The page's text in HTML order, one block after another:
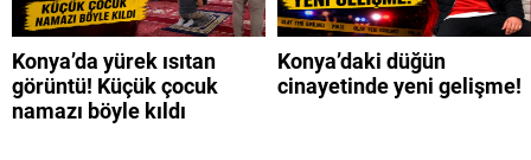
Konya’da yürek ısıtan
görüntü! Küçük çocuk
namazı böyle kıldı
Konya’daki düğün
cinayetinde yeni gelişme!